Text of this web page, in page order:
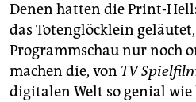
Denen hatten die Print-
das Totenglöcklein
Programmschau nur noch
machen die, von TV
digitalen Welt so genial